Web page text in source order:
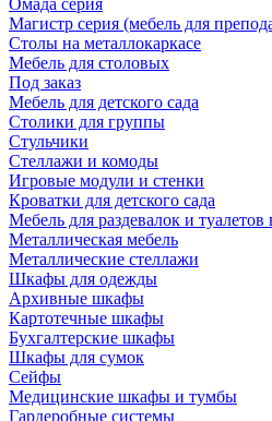
Омада серия
Магистр серия (мебель для
Столы на металлокаркасе
Мебель для столовых
Под заказ
Мебель для детского сада
Столики для группы
Стульчики
Стеллажи и комоды
Игровые модули и стенки
Кроватки для детского сада
Мебель для раздевалок и туалетов
Металлическая мебель
Металлические стеллажи
Шкафы для одежды
Архивные шкафы
Картотечные шкафы
Бухгалтерские шкафы
Шкафы для сумок
Сейфы
Медицинские шкафы и тумбы
Гардеробные системы